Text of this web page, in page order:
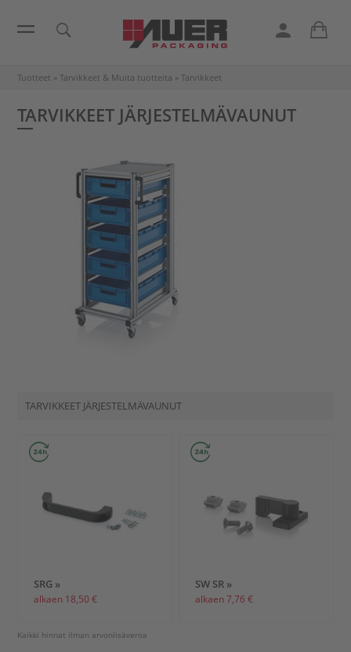
Tuotteet » Tarvikkeet & Muita tuotteita » Tarvikkeet
TARVIKKEET JÄRJESTELMÄVAUNUT
TARVIKKEET JÄRJESTELMÄVAUNUT
SRG »
alkaen 18,50 €
SW SR »
alkaen 7,76 €
Kaikki hinnat ilman arvonlisäveroa